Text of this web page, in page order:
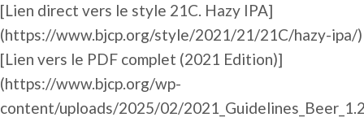
[Lien direct vers le style 21C. Hazy IPA]
(https://www.bjcp.org/style/2021/21/21C/hazy-ipa/)
[Lien vers le PDF complet (2021 Edition)]
(https://www.bjcp.org/wp-
content/uploads/2025/02/